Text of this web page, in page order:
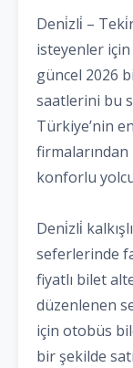
Deni̇zli̇ –
isteyenler
güncel 2026
saatlerini bu
Türkiye’nin
konforlu
Deni̇zli̇
seferlerinde
fiyatlı bilet
düzenlenen
için otobüs
bir şekilde